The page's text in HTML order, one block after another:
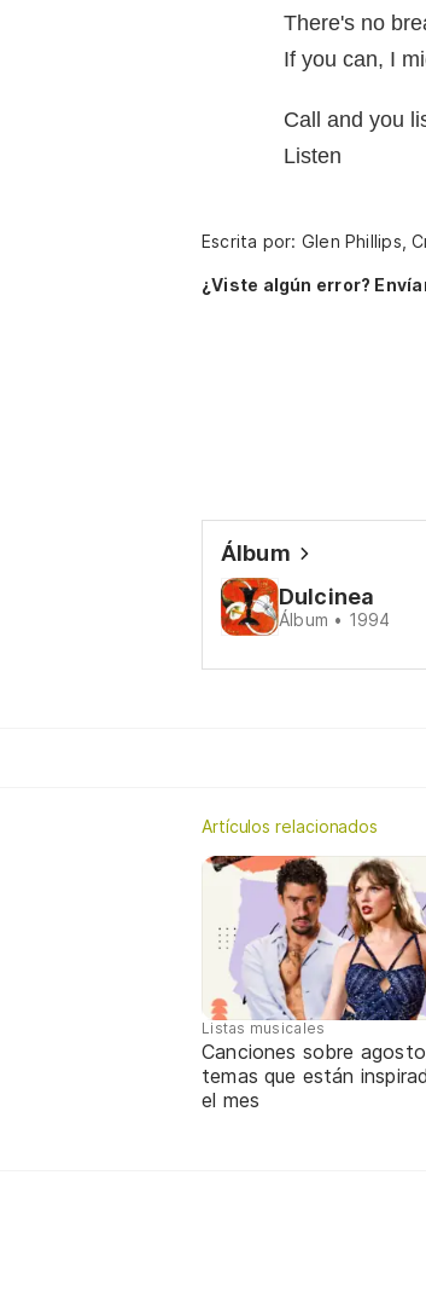
There's no
If you can, I
Call and you
Listen
Escrita por: Glen Phillips,
¿Viste algún error?
Álbum
Dulcinea
Álbum • 1994
Artículos relacionados
Listas musicales
Canciones sobre
temas que están
el mes